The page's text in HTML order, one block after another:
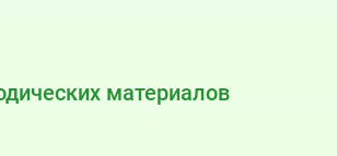
материалов